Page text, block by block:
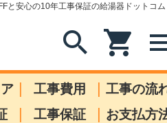
と安心の10年工事保証の給湯器ドットコム
search shopping_cart
| 工事費用 | 工事の流
| 工事保証 | お支払方